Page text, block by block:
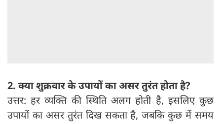
2. क्या शुक्रवार के उपायों का असर तुरंत होता है?
उत्तर: हर व्यक्ति की स्थिति अलग होती है, इसलिए कुछ
उपायों का असर तुरंत दिख सकता है, जबकि कुछ में समय